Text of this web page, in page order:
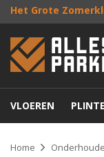
Het Grote
VLOEREN
Home